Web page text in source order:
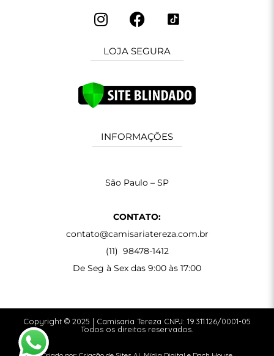
LOJA SEGURA
INFORMAÇÕES
São Paulo – SP
CONTATO:
contato@camisariatereza.com.br
(11) 98478-1412
De Seg à Sex das 9:00 às 17:00
Copyright © 2025 | Camisaria Tereza CNPJ: 19.311.126/0001-05
Todos os direitos reservados.